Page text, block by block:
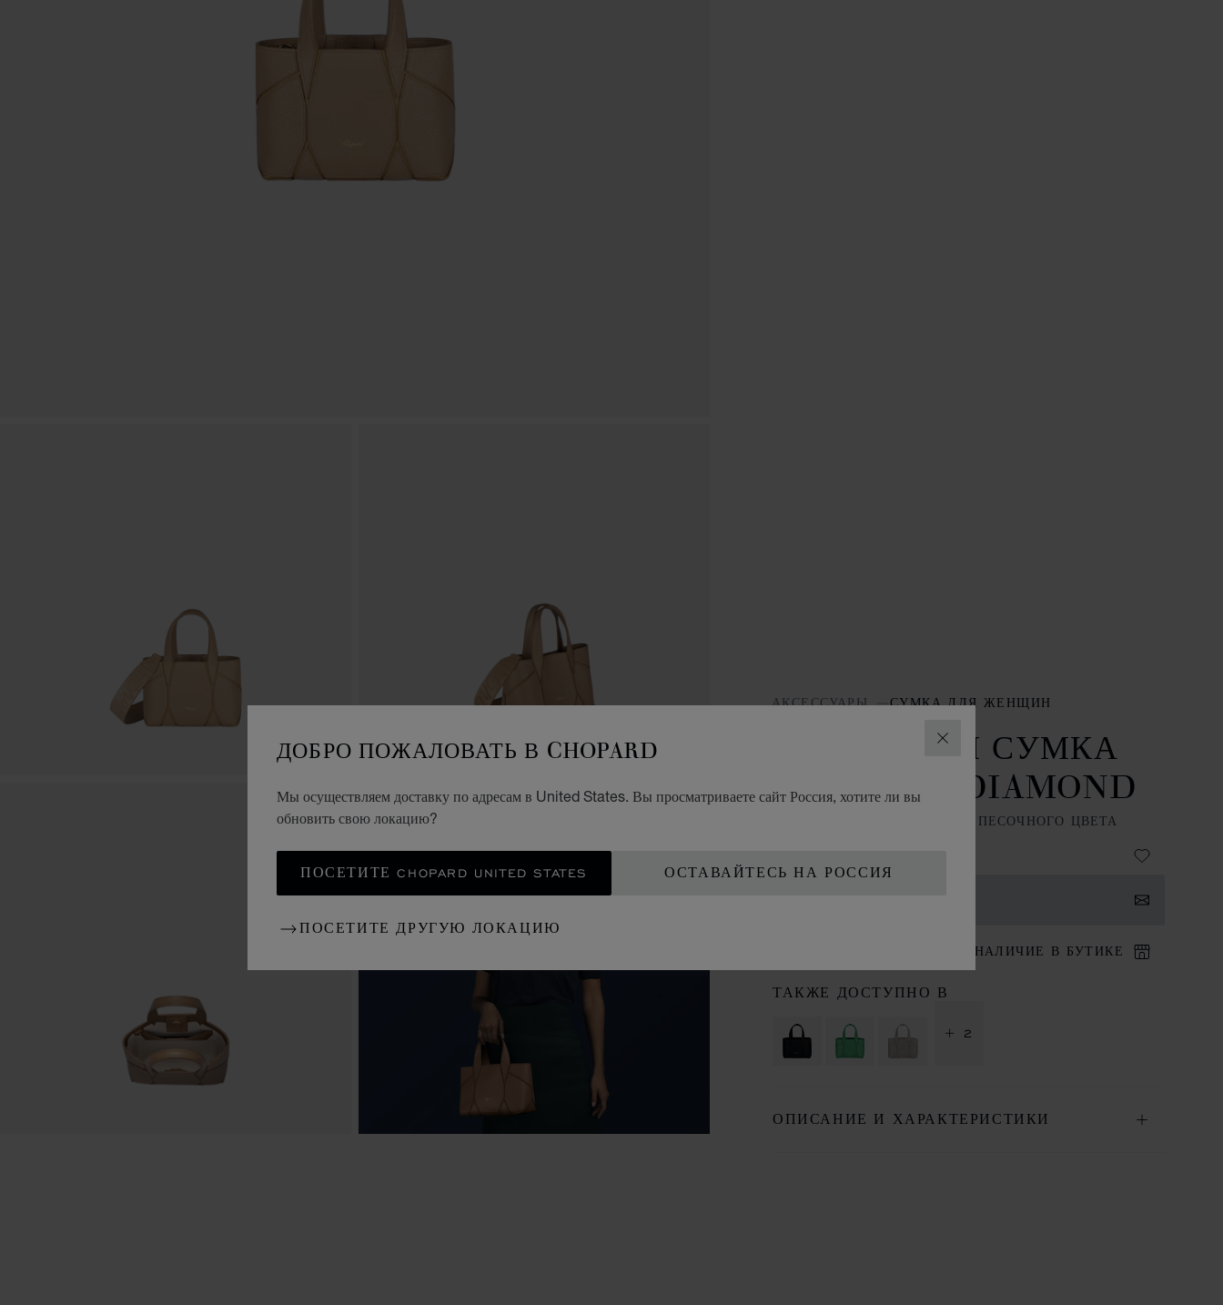
ЗАКРЫТЬ
ДОБРО ПОЖАЛОВАТЬ В CHOPARD
Мы осуществляем доставку по адресам в United States. Вы просматриваете сайт Россия, хотите ли вы
обновить свою локацию?
ПОСЕТИТЕ CHOPARD UNITED STATES ОСТАВАЙТЕСЬ НА РОССИЯ
ПОСЕТИТЕ ДРУГУЮ ЛОКАЦИЮ
АКСЕССУАРЫ СУМКА ДЛЯ ЖЕНЩИН
КРОХОТНАЯ СУМКА
TOTE BAG DIAMOND
ТЕЛЯЧЬЯ ЗЕРНИСТАЯ КОЖА ПЕСОЧНОГО ЦВЕТА
НАЛИЧИЕ В БУТИКЕ
ТАКЖЕ ДОСТУПНО В
+ 2
ОПИСАНИЕ И ХАРАКТЕРИСТИКИ